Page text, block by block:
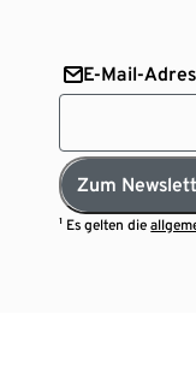
E-Mail-
Zum
¹ Es gelten die